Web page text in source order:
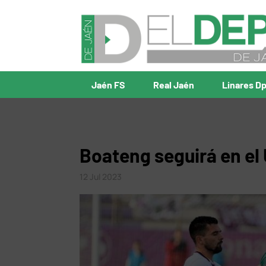
Jaén FS Real Jaén Linares
Boateng seguirá en